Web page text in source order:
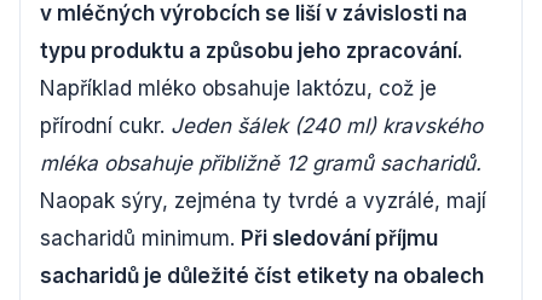
v mléčných výrobcích se liší v závislosti na
typu produktu a způsobu jeho zpracování.
Například mléko obsahuje laktózu, což je
přírodní cukr. Jeden šálek (240 ml) kravského
mléka obsahuje přibližně 12 gramů sacharidů.
Naopak sýry, zejména ty tvrdé a vyzrálé, mají
sacharidů minimum. Při sledování příjmu
sacharidů je důležité číst etikety na obalech